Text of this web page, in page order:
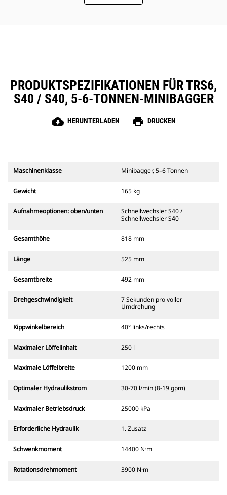
PRODUKTSPEZIFIKATIONEN FÜR TRS6,
S40 / S40, 5-6-TONNEN-MINIBAGGER
cloud_download HERUNTERLADEN print DRUCKEN
Maschinenklasse Minibagger, 5–6 Tonnen
Gewicht 165 kg
Aufnahmeoptionen: oben/unten
Schnellwechsler S40 /
Schnellwechsler S40
Gesamthöhe 818 mm
Länge 525 mm
Gesamtbreite 492 mm
Drehgeschwindigkeit
7 Sekunden pro voller
Umdrehung
Kippwinkelbereich 40° links/rechts
Maximaler Löffelinhalt 250 l
Maximale Löffelbreite 1200 mm
Optimaler Hydraulikstrom 30-70 l/min (8-19 gpm)
Maximaler Betriebsdruck 25000 kPa
Erforderliche Hydraulik 1. Zusatz
Schwenkmoment 14400 N·m
Rotationsdrehmoment 3900 N·m